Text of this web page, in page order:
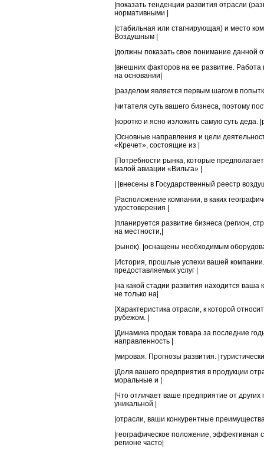
|показать тенденции развития отрасли
нормативными |
|стабильная или стагнирующая) и место
Воздушным |
|должны показать свое понимание данной
|внешних факторов на ее развитие.
на основании|
|разделом является первым шагом в
|читателя суть вашего бизнеса, поэтому
|коротко и ясно изложить самую суть
|Основные направления и цели
«Кречет», состоящие из |
|Потребности рынка, которые
малой авиации «Вильга» |
| |внесены в Государственный реестр
|Расположение компании, в каких
удостоверения |
|планируется развитие бизнеса (регион,
на местности,|
|рынок). |оснащены необходимым
|История, прошлые успехи вашей
предоставляемых услуг |
|на какой стадии развития находится
не только на|
|Характеристика отрасли, к которой
рубежом. |
|Динамика продаж товара за последние
направленность |
|мировая. Прогнозы развития.
|Доля вашего предприятия в продукции
моральные и |
|Что отличает ваше предприятие от
уникальной |
|отрасли, ваши конкурентные
|географическое положение, эффективная
регионе часто|